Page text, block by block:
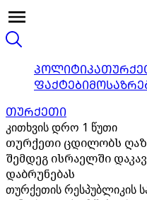
ᲞᲝᲚᲘᲢᲘᲙᲐ
ᲤᲐᲥᲢᲔᲑᲘ
ᲗᲣᲠᲥᲔᲗᲘ
კითხვის დრო 1 წუთი
თურქეთი ცდილობს
შემდეგ ისრაელში
დაბრუნებას
თურქეთის რესპუბლიკის